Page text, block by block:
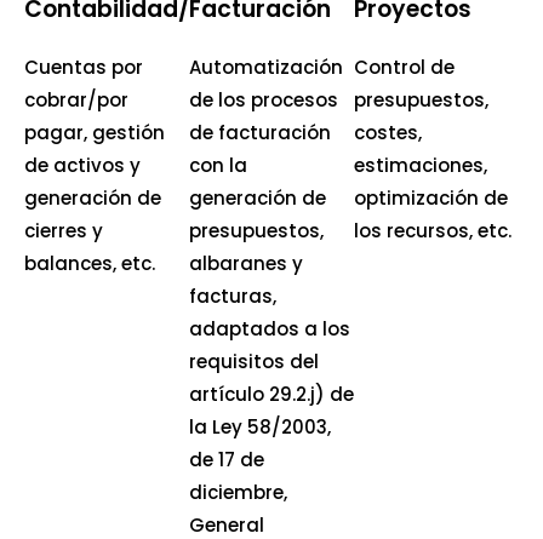
Contabilidad/finanzas
Cuentas por
cobrar/por
pagar, gestión
de activos y
generación de
cierres y
balances, etc.
Facturación
Automatización
de los procesos
de facturación
con la
generación de
presupuestos,
albaranes y
facturas,
adaptados a los
requisitos del
artículo 29.2.j) de
la Ley 58/2003,
de 17 de
diciembre,
General
Proyectos
Control de
presupuestos,
costes,
estimaciones,
optimización de
los recursos, etc.